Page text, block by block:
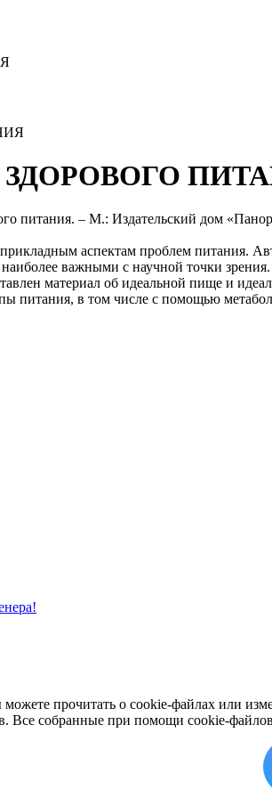
питания. – М.: Издательский дом
аспектам проблем питания.
важными с научной точки
материал об идеальной пище и
питания, в том числе с помощью
прочитать о cookie-файлах или
Все собранные при помощи cookie-